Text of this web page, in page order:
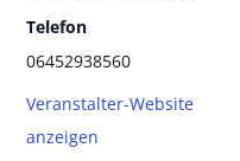
Telefon
06452938560
Veranstalter-Website
anzeigen